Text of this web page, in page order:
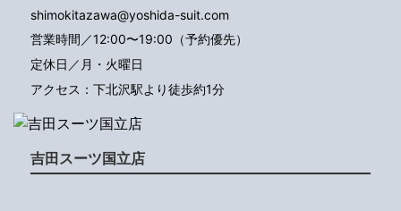
shimokitazawa@yoshida-suit.com
営業時間／12:00〜19:00（予約優先）
定休日／月・火曜日
アクセス：下北沢駅より徒歩約1分
吉田スーツ国立店